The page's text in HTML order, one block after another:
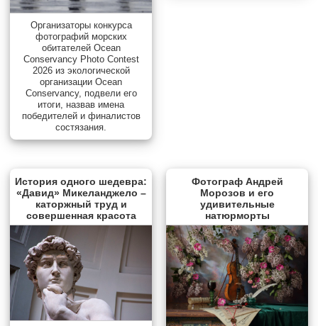
Организаторы конкурса
фотографий морских
обитателей Ocean
Conservancy Photo Contest
2026 из экологической
организации Ocean
Conservancy, подвели его
итоги, назвав имена
победителей и финалистов
состязания.
История одного шедевра:
«Давид» Микеланджело –
каторжный труд и
совершенная красота
Фотограф Андрей
Морозов и его
удивительные
натюрморты